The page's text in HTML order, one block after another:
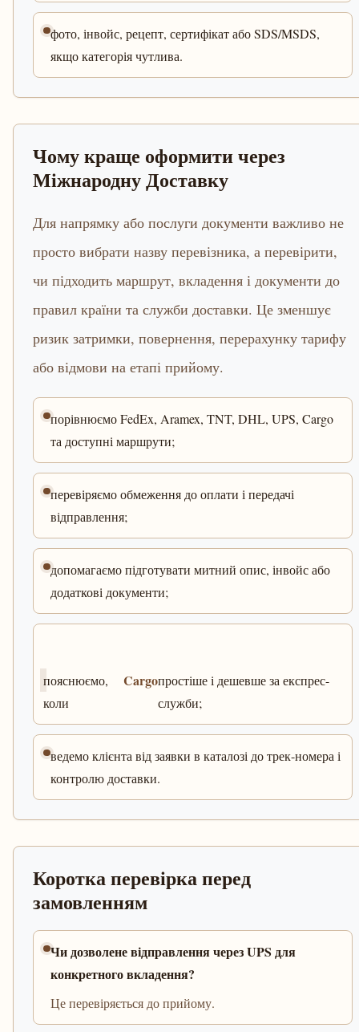
фото, інвойс, рецепт, сертифікат або SDS/MSDS,
якщо категорія чутлива.
Чому краще оформити через
Міжнародну Доставку
Для напрямку або послуги документи важливо не
просто вибрати назву перевізника, а перевірити,
чи підходить маршрут, вкладення і документи до
правил країни та служби доставки. Це зменшує
ризик затримки, повернення, перерахунку тарифу
або відмови на етапі прийому.
порівнюємо FedEx, Aramex, TNT, DHL, UPS, Cargo
та доступні маршрути;
перевіряємо обмеження до оплати і передачі
відправлення;
допомагаємо підготувати митний опис, інвойс або
додаткові документи;
пояснюємо,
коли
Cargoпростіше і дешевше за експрес-
служби;
ведемо клієнта від заявки в каталозі до трек-номера і
контролю доставки.
Коротка перевірка перед
замовленням
Чи дозволене відправлення через UPS для
конкретного вкладення?
Це перевіряється до прийому.